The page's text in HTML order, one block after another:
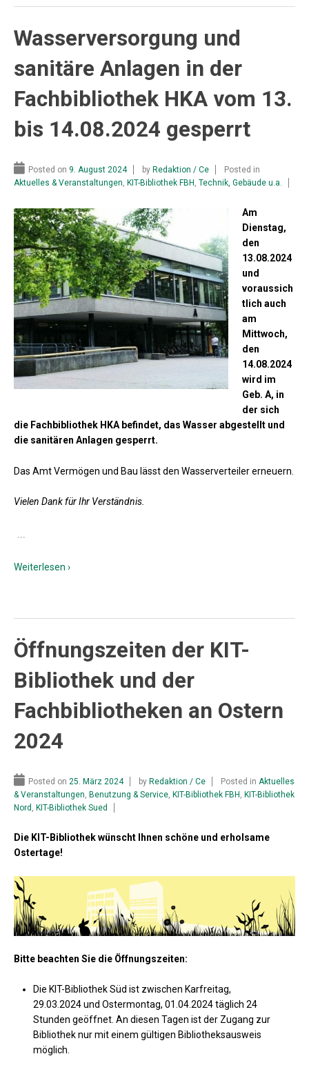
Wasserversorgung und
sanitäre Anlagen in der
Fachbibliothek HKA vom 13.
bis 14.08.2024 gesperrt
Posted on 9. August 2024 by Redaktion / Ce
Posted in
Aktuelles & Veranstaltungen KIT-Bibliothek FBH Technik, Gebäude u.a.
Am
Dienstag,
den
13.08.2024
und
voraussich
tlich auch
am
Mittwoch,
den
14.08.2024
wird im
Geb. A, in
der sich
die Fachbibliothek HKA befindet, das Wasser abgestellt und
die sanitären Anlagen gesperrt.
Das Amt Vermögen und Bau lässt den Wasserverteiler erneuern.
Vielen Dank für Ihr Verständnis.
…
Weiterlesen ›
Öffnungszeiten der KIT-
Bibliothek und der
Fachbibliotheken an Ostern
2024
Posted on 25. März 2024 by Redaktion / Ce Posted in Aktuelles
& Veranstaltungen Benutzung & Service KIT-Bibliothek FBH KIT-Bibliothek
Nord KIT-Bibliothek Sued
Die KIT-Bibliothek wünscht Ihnen schöne und erholsame
Ostertage!
Bitte beachten Sie die Öffnungszeiten:
Die KIT-Bibliothek Süd ist zwischen Karfreitag,
29.03.2024 und Ostermontag, 01.04.2024 täglich 24
Stunden geöffnet. An diesen Tagen ist der Zugang zur
Bibliothek nur mit einem gültigen Bibliotheksausweis
möglich.